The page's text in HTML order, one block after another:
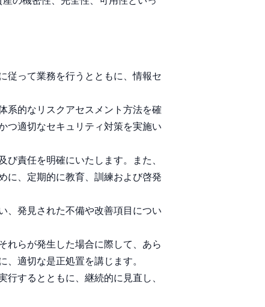
従って業務を行うとともに、情報セ
系的なリスクアセスメント方法を確
つ適切なセキュリティ対策を実施い
責任を明確にいたします。また、
に、定期的に教育、訓練および啓発
、発見された不備や改善項目につい
れらが発生した場合に際して、あら
適切な是正処置を講じます。
するとともに、継続的に見直し、